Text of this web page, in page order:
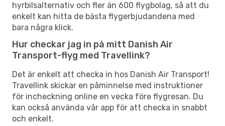
hyrbilsalternativ och fler än 600 flygbolag, så att du
enkelt kan hitta de bästa flygerbjudandena med
bara några klick.
Hur checkar jag in på mitt Danish Air
Transport-flyg med Travellink?
Det är enkelt att checka in hos Danish Air Transport!
Travellink skickar en påminnelse med instruktioner
för incheckning online en vecka före flygresan. Du
kan också använda vår app för att checka in snabbt
och enkelt.